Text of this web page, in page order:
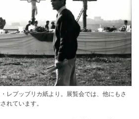
レプッブリカ紙より。展覧会では、他にもさ
れています。